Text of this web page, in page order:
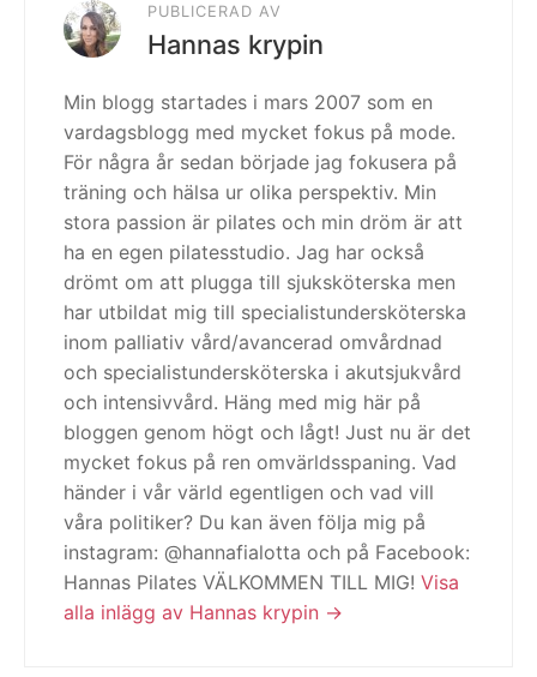
PUBLICERAD AV
Hannas krypin
Min blogg startades i mars 2007 som en
vardagsblogg med mycket fokus på mode.
För några år sedan började jag fokusera på
träning och hälsa ur olika perspektiv. Min
stora passion är pilates och min dröm är att
ha en egen pilatesstudio. Jag har också
drömt om att plugga till sjuksköterska men
har utbildat mig till specialistundersköterska
inom palliativ vård/avancerad omvårdnad
och specialistundersköterska i akutsjukvård
och intensivvård. Häng med mig här på
bloggen genom högt och lågt! Just nu är det
mycket fokus på ren omvärldsspaning. Vad
händer i vår värld egentligen och vad vill
våra politiker? Du kan även följa mig på
instagram: @hannafialotta och på Facebook:
Hannas Pilates VÄLKOMMEN TILL MIG! Visa
alla inlägg av Hannas krypin